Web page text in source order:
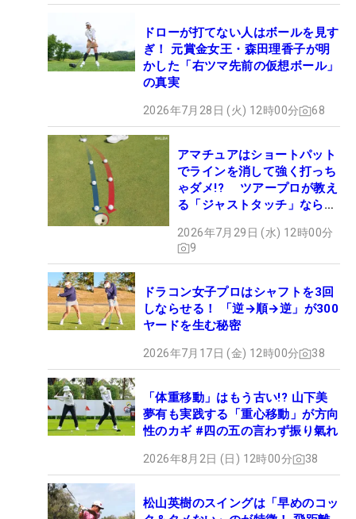
ドローが打てない人はボールを見す
ぎ！ 元賞金女王・森田理香子が明
かした「右ツマ先前の仮想ボール」
の真実
2026年7月28日 (火) 12時00分 68
アマチュアはショートパット
でラインを消して強く打っち
ゃダメ!? ツアープロが教え
る「ジャストタッチ」なら3
2026年7月29日 (水) 12時00分
9
ドラコン女子プロはシャフトを3回
しならせる！ 「逆→順→逆」が300
ヤードを生む秘密
2026年7月17日 (金) 12時00分 38
「体重移動」はもう古い!? 山下美
夢有も実践する「重心移動」が方向
性のカギ #四の五の言わず振り氣れ
2026年8月2日 (日) 12時00分 38
松山英樹のスイングは「早めのコッ